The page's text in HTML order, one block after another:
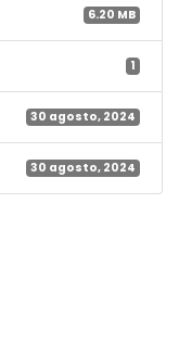
6.20 MB
1
30 agosto, 2024
30 agosto, 2024